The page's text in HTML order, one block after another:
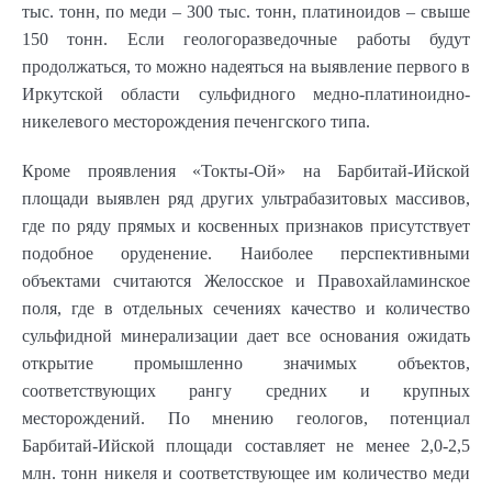
тыс. тонн, по меди – 300 тыс. тонн, платиноидов – свыше
150 тонн. Если геологоразведочные работы будут
продолжаться, то можно надеяться на выявление первого в
Иркутской области сульфидного медно-платиноидно-
никелевого месторождения печенгского типа.
Кроме проявления «Токты-Ой» на Барбитай-Ийской
площади выявлен ряд других ультрабазитовых массивов,
где по ряду прямых и косвенных признаков присутствует
подобное оруденение. Наиболее перспективными
объектами считаются Желосское и Правохайламинское
поля, где в отдельных сечениях качество и количество
сульфидной минерализации дает все основания ожидать
открытие промышленно значимых объектов,
соответствующих рангу средних и крупных
месторождений. По мнению геологов, потенциал
Барбитай-Ийской площади составляет не менее 2,0-2,5
млн. тонн никеля и соответствующее им количество меди